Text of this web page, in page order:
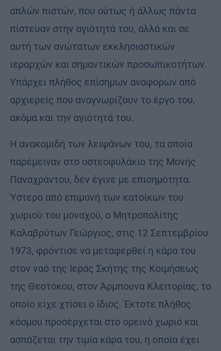
απλών πιστών, που ούτως ή άλλως πάντα
πίστευαν στην αγιότητά του, αλλά και σε
αυτή των ανώτατων εκκλησιαστικών
ιεραρχών και σημαντικών προσωπικοτήτων.
Υπάρχει πλήθος επίσημων αναφορών από
αρχιερείς που αναγνωρίζουν το έργο του,
ακόμα και την αγιότητά του.
Η ανακομιδή των λειψάνων του, τα οποία
παρέμειναν στο οστεοφυλάκιο της Μονής
Παναχράντου, δεν έγινε με επισημότητα.
Ύστερα από επιμονή των κατοίκων του
χωριού του μοναχού, ο Μητροπολίτης
Καλαβρύτων Γεώργιος, στις 12 Σεπτεμβρίου
1973, φρόντισε να μεταφερθεί η κάρα του
στον ναό της Ιεράς Σκήτης της Κοιμήσεως
της Θεοτόκου, στον Άρμπουνα Κλειτορίας, το
οποίο είχε χτίσει ο ίδιος. Έκτοτε πλήθος
κόσμου προσέρχεται στο ορεινό χωριό και
ασπάζεται την τιμία κάρα του, η οποία έχει